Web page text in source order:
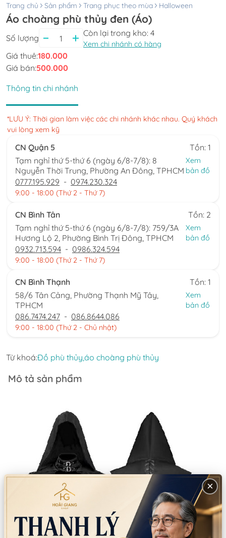
Trang chủ Sản phẩm Trang phục theo mùa Halloween
Áo choàng phù thủy đen (Áo)
Số lượng
Còn lại trong kho: 4
Xem chi nhánh có hàng
Giá thuê:180.000
Giá bán:500.000
Thông tin chi nhánh
*LƯU Ý: Thời gian làm việc các chi nhánh khác nhau. Quý khách
vui lòng xem kỹ
CN Quận 5
Tồn: 1
Tạm nghỉ thứ 5-thứ 6 (ngày 6/8-7/8): 8
Nguyễn Thời Trung, Phường An Đông, TPHCM
Xem
bản đồ
0777.195.929 - 0974.230.324
9:00 - 18:00 (Thứ 2 - Thứ 7)
CN Bình Tân
Tồn: 2
Tạm nghỉ thứ 5-thứ 6 (ngày 6/8-7/8): 759/3A
Hương Lộ 2, Phường Bình Trị Đông, TPHCM
Xem
bản đồ
0932.713.594 - 0986.324.594
9:00 - 18:00 (Thứ 2 - Thứ 7)
CN Bình Thạnh
Tồn: 1
58/6 Tân Cảng, Phường Thạnh Mỹ Tây,
TPHCM
Xem
bản đồ
086.7474.247 - 086.8644.086
9:00 - 18:00 (Thứ 2 - Chủ nhật)
Từ khoá:Đồ phù thủy, áo choàng phù thủy
Mô tả sản phẩm
×